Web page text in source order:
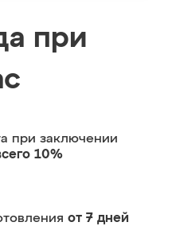
при
при заключении
10%
от 7 дней